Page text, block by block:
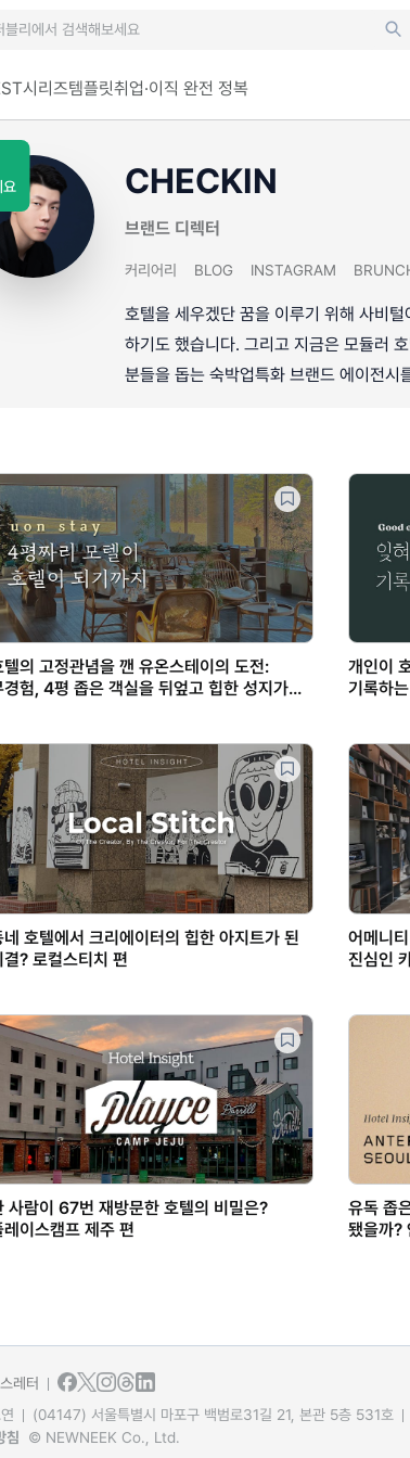
요
시리즈템플릿취업·이직 완전 정복
CHECKIN
브랜드 디렉터
커리어리 BLOG INSTAGRAM
호텔을 세우겠단 꿈을 이루기 위해 사비
하기도 했습니다. 그리고 지금은 모듈러
분들을 돕는 숙박업특화 브랜드 에이전시
텔의 고정관념을 깬 유온스테이의 도전:
경험, 4평 좁은 객실을 뒤엎고 힙한 성지가
개인이
기록하
네 호텔에서 크리에이터의 힙한 아지트가 된
결? 로컬스티치 편
어메니
진심인
사람이 67번 재방문한 호텔의 비밀은?
레이스캠프 제주 편
유독 좁
됐을까?
레터
(04147) 서울특별시 마포구 백범로31길 21, 본관 5층 531호
침 © NEWNEEK Co., Ltd.